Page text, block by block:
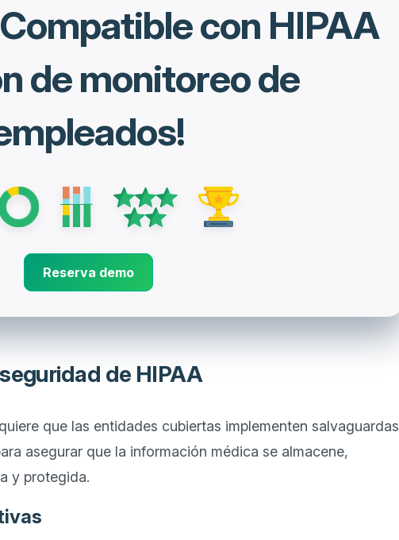
con HIPAA
de monitoreo de
Reserva demo
de HIPAA
que las entidades cubiertas implementen salvaguardas
asegurar que la información médica se almacene,